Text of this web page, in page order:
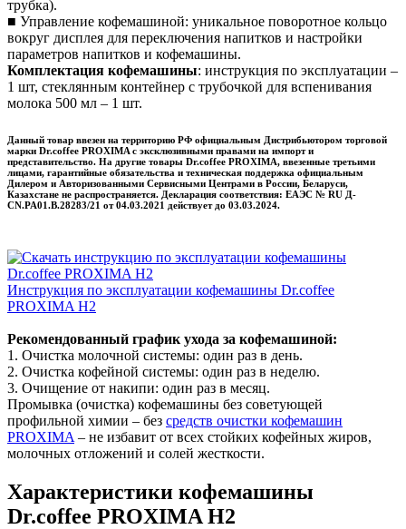
трубка).
■ Управление кофемашиной: уникальное поворотное кольцо
вокруг дисплея для переключения напитков и настройки
параметров напитков и кофемашины.
Комплектация кофемашины: инструкция по эксплуатации –
1 шт, стеклянным контейнер с трубочкой для вспенивания
молока 500 мл – 1 шт.
Данный товар ввезен на территорию РФ официальным Дистрибьютором торговой
марки Dr.coffee PROXIMA с эксклюзивными правами на импорт и
представительство. На другие товары Dr.coffee PROXIMA, ввезенные третьими
лицами, гарантийные обязательства и техническая поддержка официальным
Дилером и Авторизованными Сервисными Центрами в России, Беларуси,
Казахстане не распространяется. Декларация соответствия: ЕАЭС № RU Д-
CN.РА01.В.28283/21 от 04.03.2021 действует до 03.03.2024.
Инструкция по эксплуатации кофемашины Dr.coffee
PROXIMA H2
Рекомендованный график ухода за кофемашиной:
1. Очистка молочной системы: один раз в день.
2. Очистка кофейной системы: один раз в неделю.
3. Очищение от накипи: один раз в месяц.
Промывка (очистка) кофемашины без советующей
профильной химии – без средств очистки кофемашин
PROXIMA – не избавит от всех стойких кофейных жиров,
молочных отложений и солей жесткости.
Характеристики кофемашины
Dr.coffee PROXIMA H2